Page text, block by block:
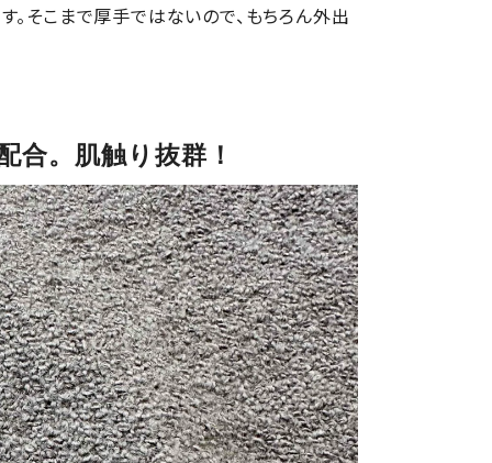
そこまで厚手ではないので、もちろん外出
合。肌触り抜群！